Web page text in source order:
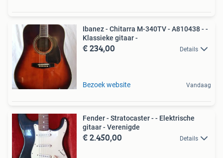
Ibanez - Chitarra M-340TV - A810438 - -
Klassieke gitaar -
€ 234,00 Details
Bezoek website Vandaag
Fender - Stratocaster - - Elektrische
gitaar - Verenigde
€ 2.450,00 Details